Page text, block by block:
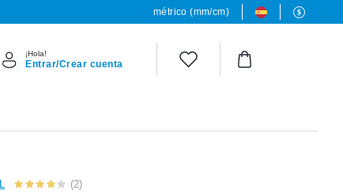
métrico (mm/cm)
¡Hola!
Entrar/Crear cuenta
(2)